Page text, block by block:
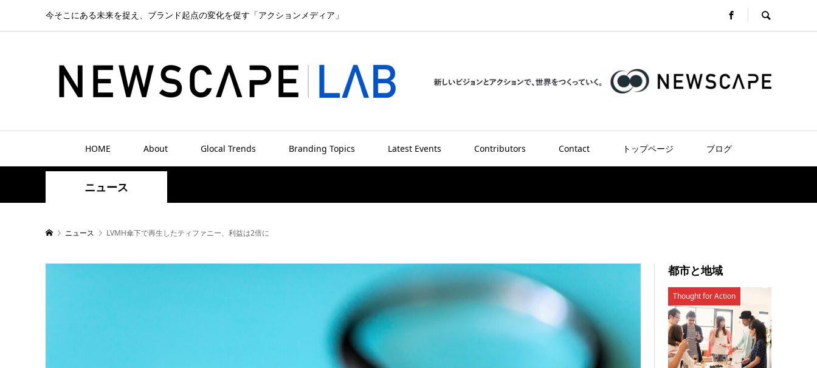
今そこにある未来を捉え、ブランド起点の変化を促す「アクションメディア」
HOME About Glocal Trends Branding Topics Latest Events Contributors Contact トップページ ブログ
ニュース
ニュース LVMH傘下で再生したティファニー、利益は2倍に
都市と地域
Thought for Action